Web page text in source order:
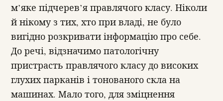
м’яке підчерев’я правлячого класу. Ніколи
й нікому з тих, хто при владі, не було
вигідно розкривати інформацію про себе.
До речі, відзначимо патологічну
пристрасть правлячого класу до високих
глухих парканів і тонованого скла на
машинах. Мало того, для зміцнення